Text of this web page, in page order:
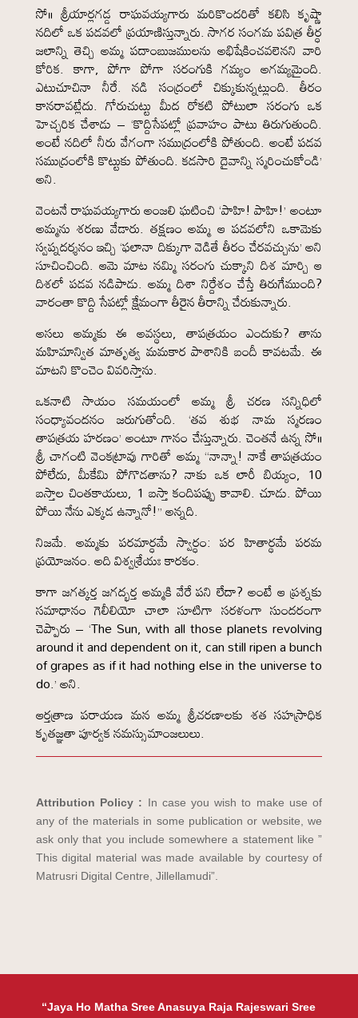
సో॥ శ్రీయార్లగడ్డ రాఘవయ్యగారు మరికొందరితో కలిసి కృష్ణా
నదిలో ఒక పడవలో ప్రయాణిస్తున్నారు. సాగర సంగమ పవిత్ర తీర్ధ
జలాన్ని తెచ్చి అమ్మ పదాంబుజములను అభిషేకించవలెనని వారి
కోరిక. కాగా, పోగా పోగా సరంగుకి గమ్యం అగమ్యమైంది.
ఎటుచూచినా నీరే. నడి సంద్రంలో చిక్కుకున్నట్లుంది. తీరం
కానరావట్లేదు. గోరుచుట్టు మీద రోకటి పోటులా సరంగు ఒక
హెచ్చరిక చేశాడు – ‘కొద్దిసేపట్లో ప్రవాహం పాటు తిరుగుతుంది.
అంటే నదిలో నీరు వేగంగా సముద్రంలోకి పోతుంది. అంటే పడవ
సముద్రంలోకి కొట్టుకు పోతుంది. కడసారి దైవాన్ని స్మరించుకోండి’
అని.
వెంటనే రాఘవయ్యగారు అంజలి ఘటించి ‘పాహి! పాహి!’ అంటూ
అమ్మను శరణు వేడారు. తక్షణం అమ్మ ఆ పడవలోని ఒకామెకు
స్వప్నదర్శనం ఇచ్చి ‘ఫలానా దిక్కుగా వెడితే తీరం చేరవచ్చును’ అని
సూచించింది. ఆమె మాట నమ్మి సరంగు చుక్కాని దిశ మార్చి ఆ
దిశలో పడవ నడిపాడు. అమ్మ దిశా నిర్దేశం చేస్తే తిరుగేముంది?
వారంతా కొద్ది సేపట్లో క్షేమంగా తీరైన తీరాన్ని చేరుకున్నారు.
అసలు అమ్మకు ఈ అవస్థలు, తాపత్రయం ఎందుకు? తాను
మహిమాన్విత మాతృత్వ మమకార పాశానికి బందీ కావటమే. ఈ
మాటని కొంచెం వివరిస్తాను.
ఒకనాటి సాయం సమయంలో అమ్మ శ్రీ చరణ సన్నిధిలో
సంధ్యావందనం జరుగుతోంది. ‘తవ శుభ నామ స్మరణం
తాపత్రయ హరణం’ అంటూ గానం చేస్తున్నారు. చెంతనే ఉన్న సో॥
శ్రీ చాగంటి వెంకట్రావు గారితో అమ్మ “నాన్నా! నాకే తాపత్రయం
పోలేదు, మీకేమి పోగొడతాను? నాకు ఒక లారీ బియ్యం, 10
బస్తాల చింతకాయలు, 1 బస్తా కందిపప్పు కావాలి. చూడు. పోయి
పోయి నేను ఎక్కడ ఉన్నానో!” అన్నది.
నిజమే. అమ్మకు పరమార్ధమే స్వార్ధం: పర హితార్థమే పరమ
ప్రయోజనం. అది విశ్వశ్రేయః కారకం.
కాగా జగత్కర్త జగద్భర్త అమ్మకి వేరే పని లేదా? అంటే ఆ ప్రశ్నకు
సమాధానం గెలీలియో చాలా సూటిగా సరళంగా సుందరంగా
చెప్పారు – ‘The Sun, with all those planets revolving
around it and dependent on it, can still ripen a bunch
of grapes as if it had nothing else in the universe to
do.’ అని.
ఆర్తత్రాణ పరాయణ మన అమ్మ శ్రీచరణాలకు శత సహస్రాధిక
కృతజ్ఞతా పూర్వక నమస్సుమాంజలులు.
Attribution Policy : In case you wish to make use of
any of the materials in some publication or website, we
ask only that you include somewhere a statement like ”
This digital material was made available by courtesy of
Matrusri Digital Centre, Jillellamudi”.
“Jaya Ho Matha Sree Anasuya Raja Rajeswari Sree